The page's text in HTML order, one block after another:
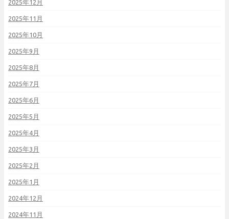
2025年12月
2025年11月
2025年10月
2025年9月
2025年8月
2025年7月
2025年6月
2025年5月
2025年4月
2025年3月
2025年2月
2025年1月
2024年12月
2024年11月